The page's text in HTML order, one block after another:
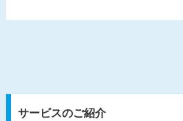
サービスのご紹介